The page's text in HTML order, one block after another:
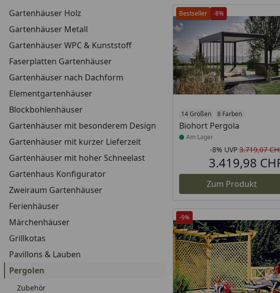
Gartenhäuser Holz
Gartenhäuser Metall
Gartenhäuser WPC & Kunststoff
Faserplatten Gartenhäuser
Gartenhäuser nach Dachform
Elementgartenhäuser
Blockbohlenhäuser
Gartenhäuser mit besonderem Design
Gartenhäuser mit kurzer Lieferzeit
Gartenhäuser mit hoher Schneelast
Gartenhaus Konfigurator
Zweiraum Gartenhäuser
Ferienhäuser
Märchenhäuser
Grillkotas
Pavillons & Lauben
Pergolen
Zubehör
Bestseller -8%
14 Größen 8 Farben
Biohort Pergola
Produkt am Lager
Am Lager
-8% UVP 3.719,07
3.419,98
Zum Produkt
-9%